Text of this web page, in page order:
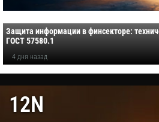
Защита информации в финсекторе:
ГОСТ 57580.1
4 дня назад
12N